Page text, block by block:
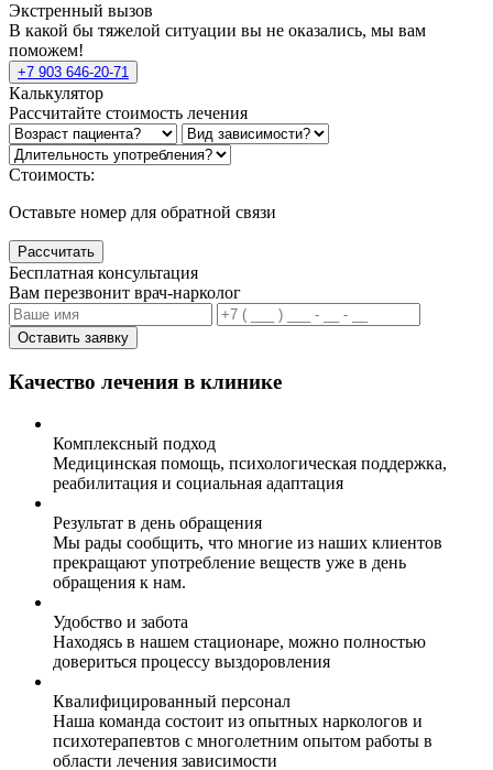
Экстренный вызов
В какой бы тяжелой ситуации вы не оказались, мы вам
поможем!
+7 903 646-20-71
Калькулятор
Рассчитайте стоимость лечения
Стоимость:
Оставьте номер для обратной связи
Рассчитать
Бесплатная консультация
Вам перезвонит врач-нарколог
Оставить заявку
Качество лечения в клинике
Комплексный подход
Медицинская помощь, психологическая поддержка,
реабилитация и социальная адаптация
Результат в день обращения
Мы рады сообщить, что многие из наших клиентов
прекращают употребление веществ уже в день
обращения к нам.
Удобство и забота
Находясь в нашем стационаре, можно полностью
довериться процессу выздоровления
Квалифицированный персонал
Наша команда состоит из опытных наркологов и
психотерапевтов с многолетним опытом работы в
области лечения зависимости